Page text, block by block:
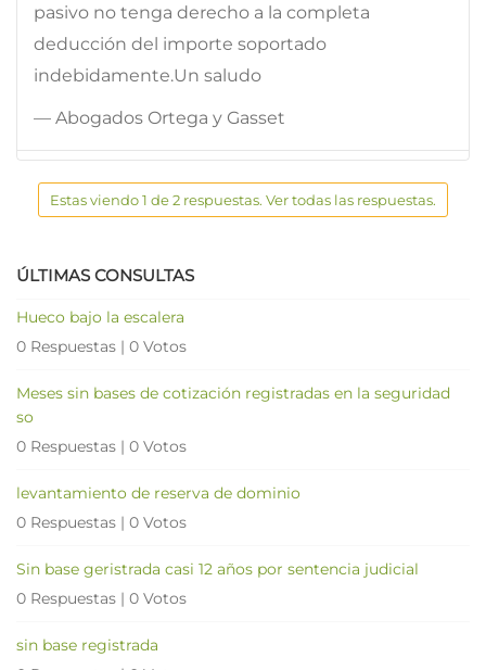
pasivo no tenga derecho a la completa
deducción del importe soportado
indebidamente.Un saludo
— Abogados Ortega y Gasset
Estas viendo 1 de 2 respuestas. Ver todas las respuestas.
ÚLTIMAS CONSULTAS
Hueco bajo la escalera
0 Respuestas | 0 Votos
Meses sin bases de cotización registradas en la seguridad
so
0 Respuestas | 0 Votos
levantamiento de reserva de dominio
0 Respuestas | 0 Votos
Sin base geristrada casi 12 años por sentencia judicial
0 Respuestas | 0 Votos
sin base registrada